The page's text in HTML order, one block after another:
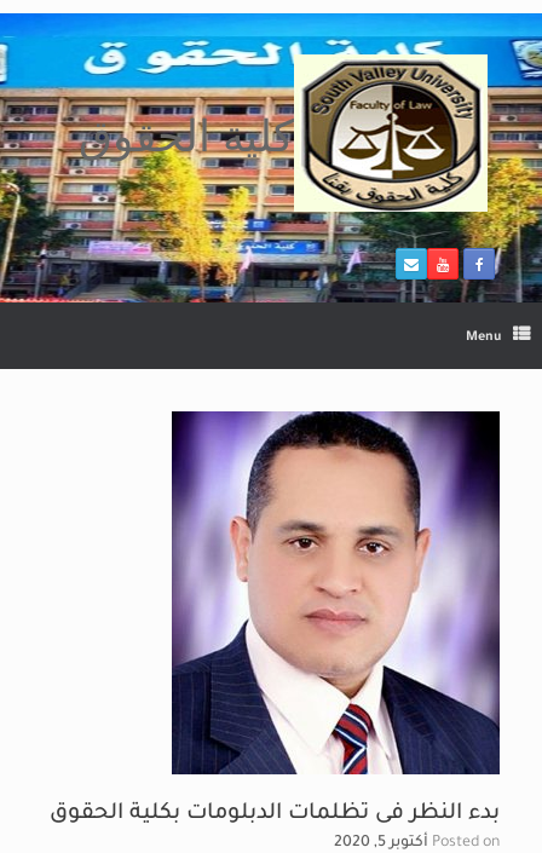
Skip
to
content
كلية الحقوق
Menu
بدء النظر فى تظلمات الدبلومات بكلية الحقوق
Posted on أكتوبر 5, 2020